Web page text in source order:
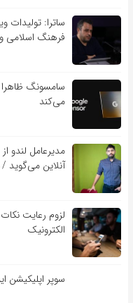
ساترا: تولیدات
فرهنگ اسلامی
سامسونگ
می‌کند
مدیرعامل لندو
آنلاین
لزوم رعایت
الکترونیک
سوپر اپلیکیشن